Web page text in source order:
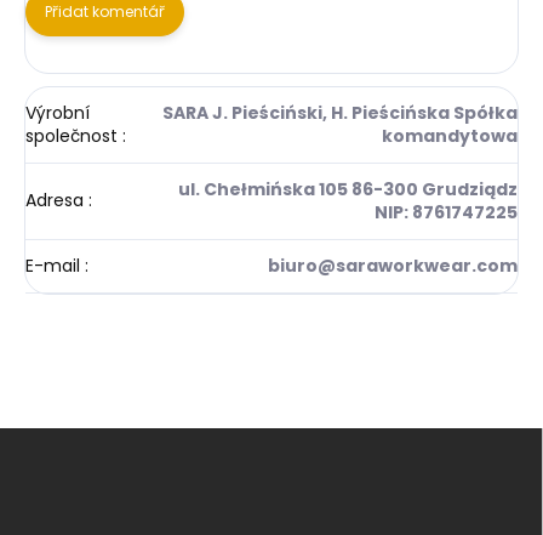
Přidat komentář
Výrobní
společnost :
SARA J. Pieściński, H. Pieścińska Spółka
komandytowa
Adresa :
ul. Chełmińska 105 86-300 Grudziądz
NIP: 8761747225
E-mail : biuro@saraworkwear.com